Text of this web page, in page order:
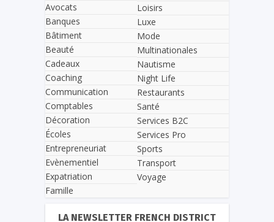
Avocats
Banques
Bâtiment
Beauté
Cadeaux
Coaching
Communication
Comptables
Décoration
Écoles
Entrepreneuriat
Evènementiel
Expatriation
Famille
Loisirs
Luxe
Mode
Multinationales
Nautisme
Night Life
Restaurants
Santé
Services B2C
Services Pro
Sports
Transport
Voyage
LA NEWSLETTER FRENCH DISTRICT